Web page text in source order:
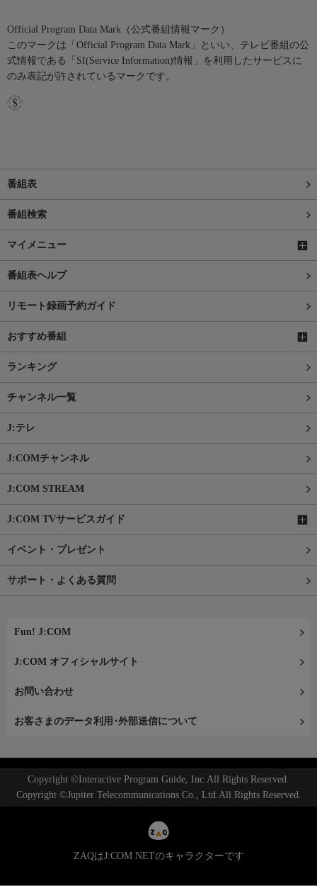
Official Program Data Mark（公式番組情報マーク）
このマークは「Official Program Data Mark」といい、テレビ番組の公
式情報である「SI(Service Information)情報」を利用したサービスに
のみ表記が許されているマークです。
番組表
番組検索
マイメニュー
番組表ヘルプ
リモート録画予約ガイド
おすすめ番組
ランキング
チャンネル一覧
J:テレ
J:COMチャンネル
J:COM STREAM
J:COM TVサービスガイド
イベント・プレゼント
サポート・よくある質問
Fun! J:COM
J:COM オフィシャルサイト
お問い合わせ
お客さまのデータ利用･外部送信について
Copyright ©Interactive Program Guide, Inc.All Rights Reserved.
Copyright ©Jupiter Telecommunications Co., Ltd.All Rights Reserved.
ZAQはJ:COM NETのキャラクターです